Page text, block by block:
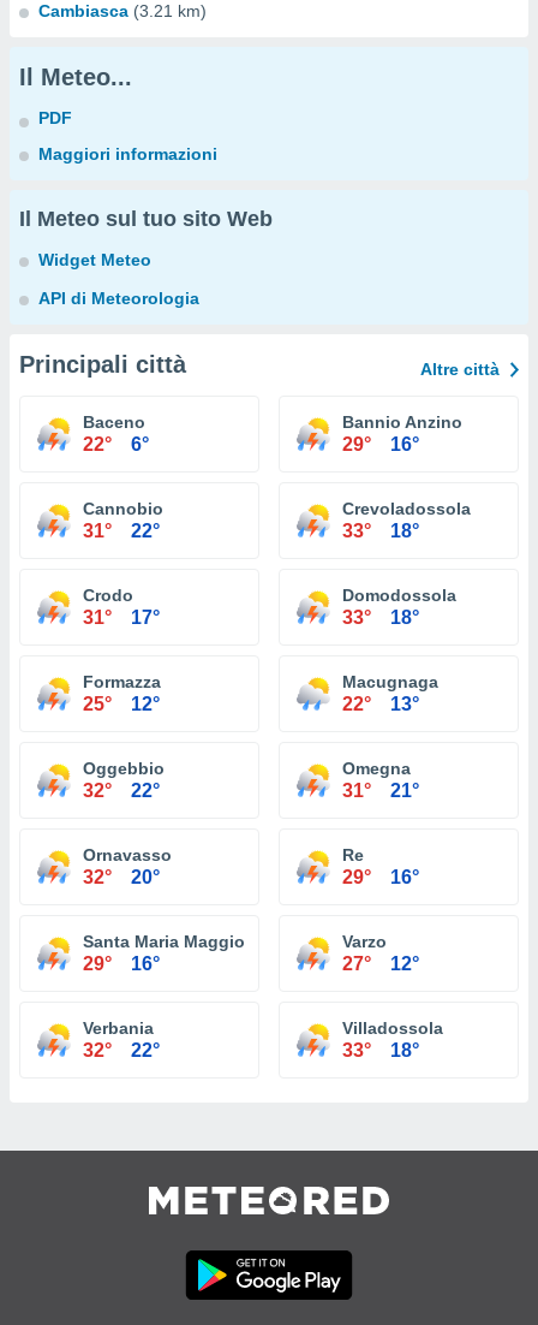
Cambiasca (3.21 km)
Il Meteo...
PDF
Maggiori informazioni
Il Meteo sul tuo sito Web
Widget Meteo
API di Meteorologia
Principali città Altre città
Baceno
22° 6°
Bannio Anzino
29° 16°
Cannobio
31° 22°
Crevoladossola
33° 18°
Crodo
31° 17°
Domodossola
33° 18°
Formazza
25° 12°
Macugnaga
22° 13°
Oggebbio
32° 22°
Omegna
31° 21°
Ornavasso
32° 20°
Re
29° 16°
Santa Maria Maggiore
29° 16°
Varzo
27° 12°
Verbania
32° 22°
Villadossola
33° 18°